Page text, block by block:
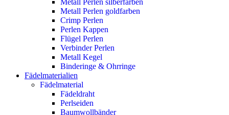
Metall Perlen silberfarben
Metall Perlen goldfarben
Crimp Perlen
Perlen Kappen
Flügel Perlen
Verbinder Perlen
Metall Kegel
Binderinge & Ohrringe
Fädelmaterialien
Fädelmaterial
Fädeldraht
Perlseiden
Baumwollbänder